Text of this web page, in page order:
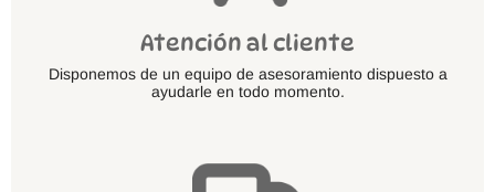
Atención al cliente
Disponemos de un equipo de asesoramiento dispuesto a
ayudarle en todo momento.